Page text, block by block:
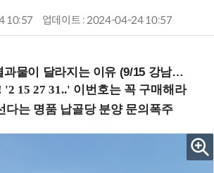
10:57 업데이트 : 2024-04-24 10:57
물이 달라지는 이유 (9/15 강남역)